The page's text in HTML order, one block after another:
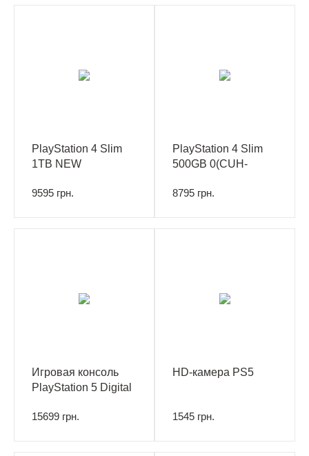
PlayStation 4 Slim
1TB NEW
9595 грн.
PlayStation 4 Slim
500GB 0(CUH-
8795 грн.
Игровая консоль
PlayStation 5 Digital
DualSense
15699 грн.
HD-камера PS5
1545 грн.